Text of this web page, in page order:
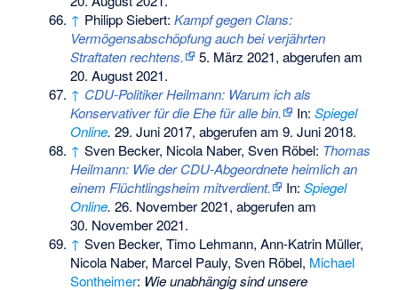
↑ Philipp Siebert:Kampf gegen Clans:
Vermögensabschöpfung auch bei verjährten
Straftaten rechtens.
5. März 2021, abgerufen am
20. August 2021.
↑ CDU-Politiker Heilmann: Warum ich als
Konservativer für die Ehe für alle bin.
In:Spiegel
Online. 29. Juni 2017, abgerufen am 9. Juni 2018.
↑ Sven Becker, Nicola Naber, Sven Röbel: Thomas
Heilmann: Wie der CDU-Abgeordnete heimlich an
einem Flüchtlingsheim mitverdient.
In:Spiegel
Online. 26. November 2021, abgerufen am
30. November 2021.
↑ Sven Becker, Timo Lehmann, Ann-Katrin Müller,
Nicola Naber, Marcel Pauly, Sven Röbel, Michael
Sontheimer: Wie unabhängig sind unsere